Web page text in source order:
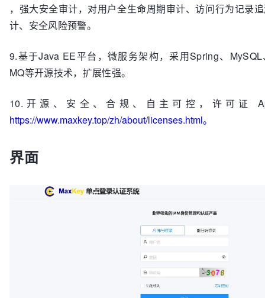
，强大安全审计，对用户全生命周期审计、访问行为记录
计、安全风险预警。
9.基于Java EE平台，微服务架构，采用Spring、
MQ等开源技术，扩展性强。
10.开源、安全、合规、自主可控，许可证
https://www.maxkey.top/zh/about/licenses.html。
界面